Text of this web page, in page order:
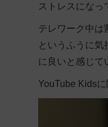
ストレスになっ
テレワーク中は
というふうに
に良いと感じて
YouTube Kidsに